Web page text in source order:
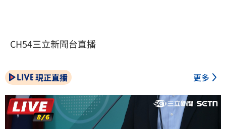
CH54三立新聞台直播
現正直播 更多